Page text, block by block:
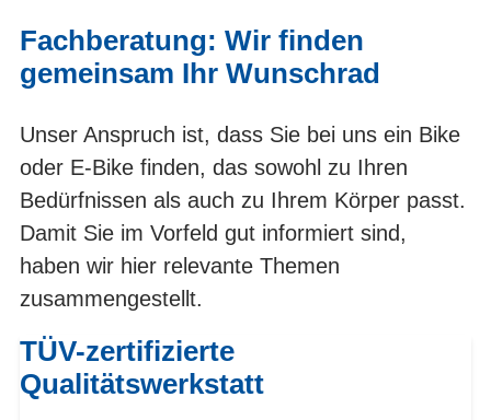
Fachberatung: Wir finden
gemeinsam Ihr Wunschrad
Unser Anspruch ist, dass Sie bei uns ein Bike
oder E-Bike finden, das sowohl zu Ihren
Bedürfnissen als auch zu Ihrem Körper passt.
Damit Sie im Vorfeld gut informiert sind,
haben wir hier relevante Themen
zusammengestellt.
TÜV-zertifizierte
Qualitätswerkstatt